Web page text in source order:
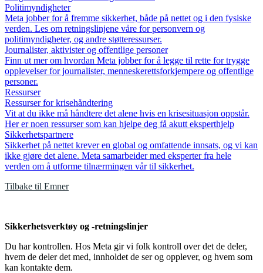
Politimyndigheter
Meta jobber for å fremme sikkerhet, både på nettet og i den fysiske
verden. Les om retningslinjene våre for personvern og
politimyndigheter, og andre støtteressurser.
Journalister, aktivister og offentlige personer
Finn ut mer om hvordan Meta jobber for å legge til rette for trygge
opplevelser for journalister, menneskerettsforkjempere og offentlige
personer.
Ressurser
Ressurser for krisehåndtering
Vit at du ikke må håndtere det alene hvis en krisesituasjon oppstår.
Her er noen ressurser som kan hjelpe deg få akutt eksperthjelp
Sikkerhetspartnere
Sikkerhet på nettet krever en global og omfattende innsats, og vi kan
ikke gjøre det alene. Meta samarbeider med eksperter fra hele
verden om å utforme tilnærmingen vår til sikkerhet.
Tilbake til Emner
Sikkerhetsverktøy og -retningslinjer
Du har kontrollen. Hos Meta gir vi folk kontroll over det de deler,
hvem de deler det med, innholdet de ser og opplever, og hvem som
kan kontakte dem.